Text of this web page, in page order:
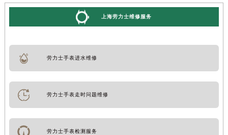
上海劳力士维修服务
劳力士手表进水维修
劳力士手表走时问题维修
劳力士手表检测服务